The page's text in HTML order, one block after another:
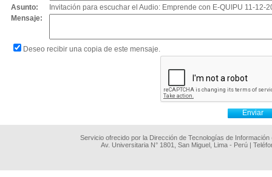
Asunto:
Invitación para escuchar el Audio: Emprende con E-QUIPU 11-12-
Mensaje:
Deseo recibir una copia de este mensaje.
Servicio ofrecido por la Dirección de Tecnologías de
Av. Universitaria N° 1801, San Miguel, Lima - Perú |